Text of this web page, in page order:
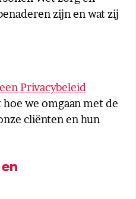
zijn en wat zij
Privacybeleid
we omgaan met de
cliënten en hun